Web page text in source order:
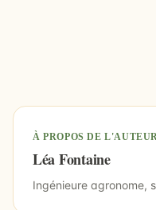
À PROPOS DE
Léa Fontaine
Ingénieure agronome,